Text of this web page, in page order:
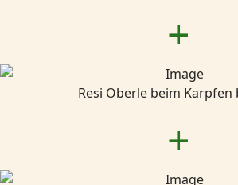
+
Resi Oberle beim Karpfen
+